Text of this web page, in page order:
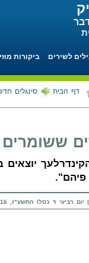
לשירים ביקורות
דף הבית סינגלים
יוצאים
ז' כסלו התשע"ז, 07-12-2016 בשעה 12:18